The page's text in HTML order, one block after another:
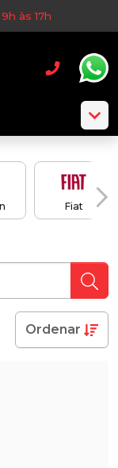
às 17h
Fiat
Ordenar